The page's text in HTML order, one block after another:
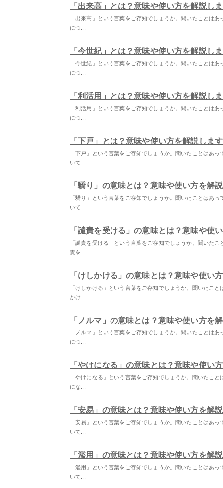
「出来高」とは？意味や使い方を解説し
「出来高」という言葉をご存知でしょうか。聞いたことは
につ...
「今世紀」とは？意味や使い方を解説し
「今世紀」という言葉をご存知でしょうか。聞いたことは
につ...
「利活用」とは？意味や使い方を解説し
「利活用」という言葉をご存知でしょうか。聞いたことは
につ...
「下戸」とは？意味や使い方を解説しま
「下戸」という言葉をご存知でしょうか。聞いたことはあ
いて...
「驕り」の意味とは？意味や使い方を解
「驕り」という言葉をご存知でしょうか。聞いたことはあ
いて...
「譴責を受ける」の意味とは？意味や使
「譴責を受ける」という言葉をご存知でしょうか。聞いた
責を...
「けしかける」の意味とは？意味や使い
「けしかける」という言葉をご存知でしょうか。聞いたこ
かけ...
「ノルマ」の意味とは？意味や使い方を
「ノルマ」という言葉をご存知でしょうか。聞いたことは
につ...
「やけになる」の意味とは？意味や使い
「やけになる」という言葉をご存知でしょうか。聞いたこ
にな...
「安易」の意味とは？意味や使い方を解
「安易」という言葉をご存知でしょうか。聞いたことはあ
いて...
「濫用」の意味とは？意味や使い方を解
「濫用」という言葉をご存知でしょうか。聞いたことはあ
いて...